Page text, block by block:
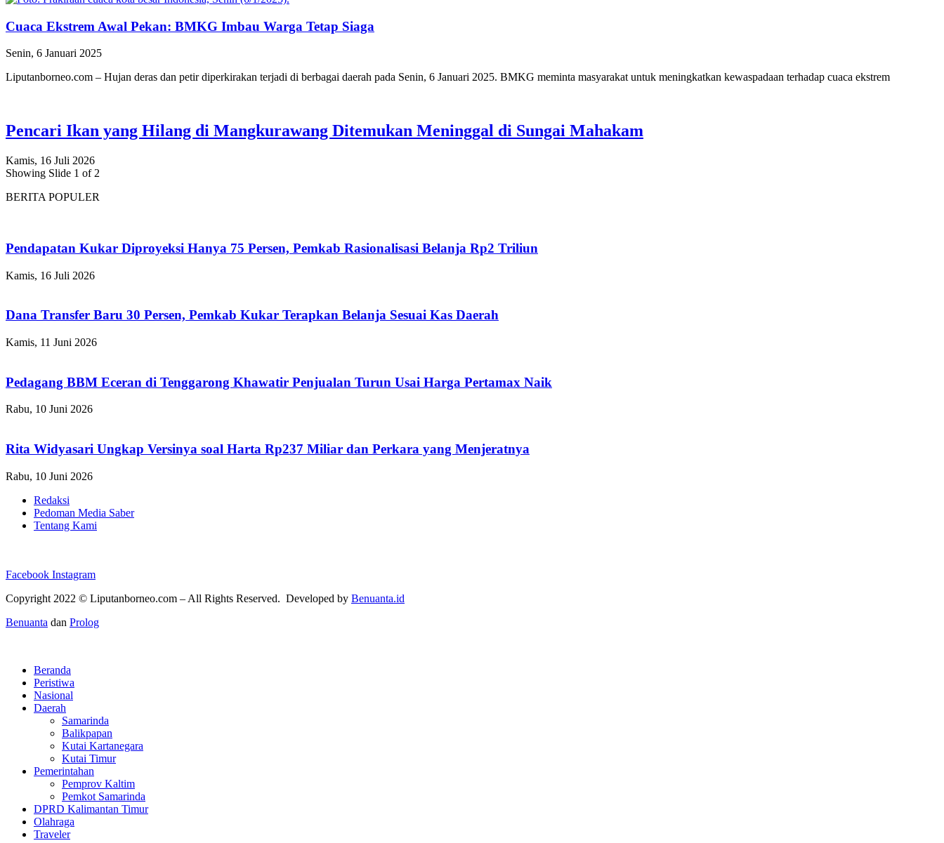
Cuaca Ekstrem Awal Pekan: BMKG Imbau Warga Tetap Siaga
Senin, 6 Januari 2025
Liputanborneo.com – Hujan deras dan petir diperkirakan terjadi di berbagai daerah pada Senin, 6 Januari 2025. BMKG meminta masyarakat untuk meningkatkan kewaspadaan terhadap cuaca ekstrem
Pencari Ikan yang Hilang di Mangkurawang Ditemukan Meninggal di Sungai Mahakam
Kamis, 16 Juli 2026
Showing Slide 1 of 2
BERITA POPULER
Pendapatan Kukar Diproyeksi Hanya 75 Persen, Pemkab Rasionalisasi Belanja Rp2 Triliun
Kamis, 16 Juli 2026
Dana Transfer Baru 30 Persen, Pemkab Kukar Terapkan Belanja Sesuai Kas Daerah
Kamis, 11 Juni 2026
Pedagang BBM Eceran di Tenggarong Khawatir Penjualan Turun Usai Harga Pertamax Naik
Rabu, 10 Juni 2026
Rita Widyasari Ungkap Versinya soal Harta Rp237 Miliar dan Perkara yang Menjeratnya
Rabu, 10 Juni 2026
Redaksi
Pedoman Media Saber
Tentang Kami
Facebook Instagram
Copyright 2022 © Liputanborneo.com – All Rights Reserved. Developed by Benuanta.id
Benuanta dan Prolog
Beranda
Peristiwa
Nasional
Daerah
Samarinda
Balikpapan
Kutai Kartanegara
Kutai Timur
Pemerintahan
Pemprov Kaltim
Pemkot Samarinda
DPRD Kalimantan Timur
Olahraga
Traveler